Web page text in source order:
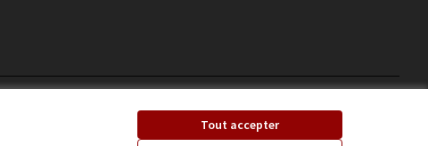
Tout accepter
(Lien externe)(Lien externe)